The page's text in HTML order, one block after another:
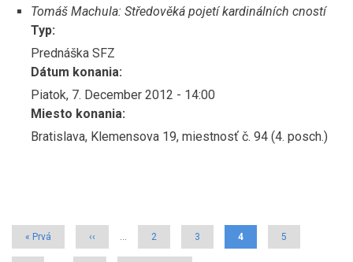
Tomáš Machula: Středověká pojetí kardinálních cností
Typ:
Prednáška SFZ
Dátum konania:
Piatok, 7. December 2012 - 14:00
Miesto konania:
Bratislava, Klemensova 19, miestnosť č. 94 (4. posch.)
First
page
« Prvá
Previous
page
‹‹ … Strana
2 Strana
3
Aktuálna
stránka
4 Strana
5